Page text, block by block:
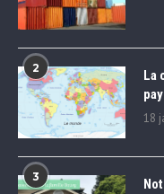
2
La
18
3